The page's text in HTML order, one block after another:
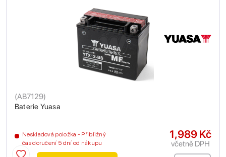
Baterie Yuasa
(AB7129)
Neskladová položka - Přibližný
čas doručení 5 dní od nákupu
1,989 Kč
včetně DPH